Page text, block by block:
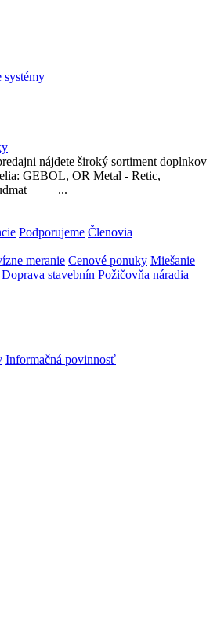
systémy
nájdete široký sortiment doplnkov
GEBOL, OR Metal - Retic,
Budmat ...
Podporujeme Členovia
meranie Cenové ponuky Miešanie
Doprava stavebnín Požičovňa náradia
Informačná povinnosť